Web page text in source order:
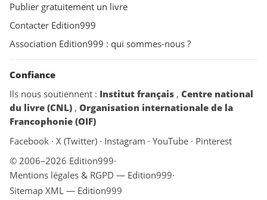
Publier gratuitement un livre
Contacter Edition999
Association Edition999 : qui sommes-nous ?
Confiance
Ils nous soutiennent : Institut français , Centre national
du livre (CNL) , Organisation internationale de la
Francophonie (OIF)
Facebook · X (Twitter) · Instagram · YouTube · Pinterest
© 2006–2026 Edition999·
Mentions légales & RGPD — Edition999·
Sitemap XML — Edition999